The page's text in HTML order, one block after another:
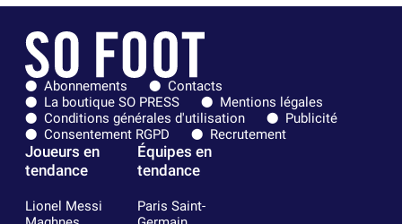
Abonnements
Contacts
La boutique SO PRESS
Mentions légales
Conditions générales d'utilisation
Publicité
Consentement RGPD
Recrutement
Joueurs en
tendance
Lionel Messi
Équipes en
tendance
Paris Saint-